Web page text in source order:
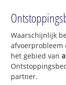
Waarschijnlijk
afvoerprobleem
het gebied van
partner.